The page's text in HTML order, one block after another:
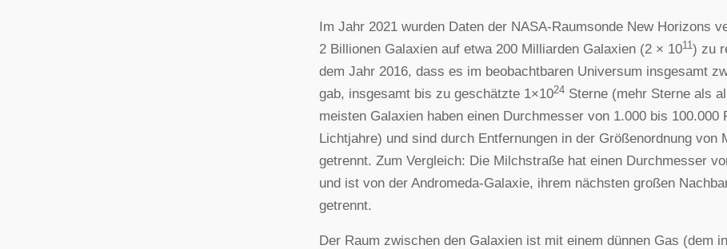
Im Jahr 2021 wurden Daten der NASA-Raumsonde New Horizons
2 Billionen Galaxien auf etwa 200 Milliarden Galaxien (2 × 1011) zu
dem Jahr 2016, dass es im beobachtbaren Universum insgesamt
gab, insgesamt bis zu geschätzte 1×1024 Sterne (mehr Sterne als
meisten Galaxien haben einen Durchmesser von 1.000 bis 100.000
Lichtjahre) und sind durch Entfernungen in der Größenordnung von
getrennt. Zum Vergleich: Die Milchstraße hat einen Durchmesser
und ist von der Andromeda-Galaxie, ihrem nächsten großen
getrennt.
Der Raum zwischen den Galaxien ist mit einem dünnen Gas (dem